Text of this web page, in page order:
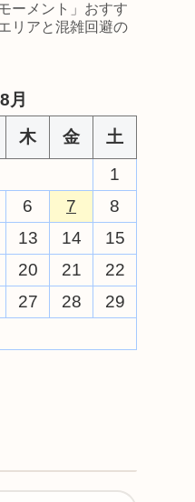
ーメント」おすす
リアと混雑回避の
月
木 金
土
1
6 7
8
13 14
15
20 21
22
27 28
29